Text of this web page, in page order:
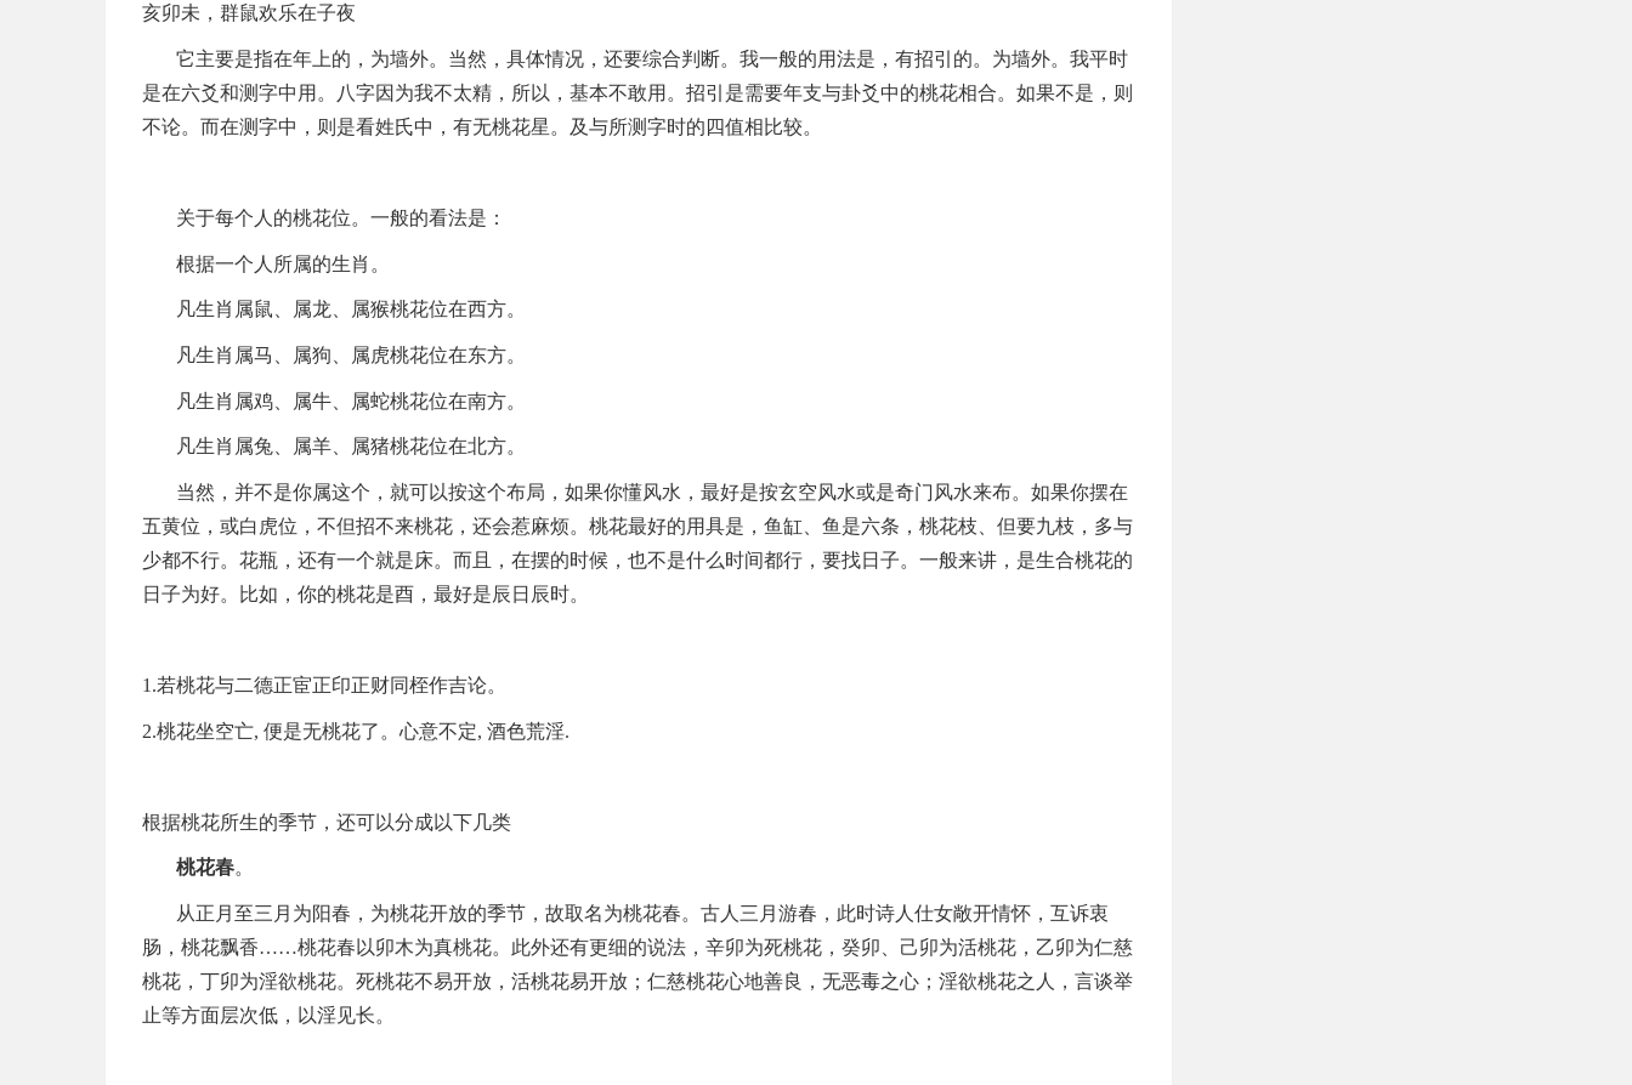
亥卯未，群鼠欢乐在子夜
它主要是指在年上的，为墙外。当然，具体情况，还要综合判断。我一般的用法是，有招引的。为墙外。我平时
是在六爻和测字中用。八字因为我不太精，所以，基本不敢用。招引是需要年支与卦爻中的桃花相合。如果不是，则
不论。而在测字中，则是看姓氏中，有无桃花星。及与所测字时的四值相比较。
关于每个人的桃花位。一般的看法是：
根据一个人所属的生肖。
凡生肖属鼠、属龙、属猴桃花位在西方。
凡生肖属马、属狗、属虎桃花位在东方。
凡生肖属鸡、属牛、属蛇桃花位在南方。
凡生肖属兔、属羊、属猪桃花位在北方。
当然，并不是你属这个，就可以按这个布局，如果你懂风水，最好是按玄空风水或是奇门风水来布。如果你摆在
五黄位，或白虎位，不但招不来桃花，还会惹麻烦。桃花最好的用具是，鱼缸、鱼是六条，桃花枝、但要九枝，多与
少都不行。花瓶，还有一个就是床。而且，在摆的时候，也不是什么时间都行，要找日子。一般来讲，是生合桃花的
日子为好。比如，你的桃花是酉，最好是辰日辰时。
1.若桃花与二德正宦正印正财同桎作吉论。
2.桃花坐空亡, 便是无桃花了。心意不定, 酒色荒淫.
根据桃花所生的季节，还可以分成以下几类
桃花春。
从正月至三月为阳春，为桃花开放的季节，故取名为桃花春。古人三月游春，此时诗人仕女敞开情怀，互诉衷
肠，桃花飘香……桃花春以卯木为真桃花。此外还有更细的说法，辛卯为死桃花，癸卯、己卯为活桃花，乙卯为仁慈
桃花，丁卯为淫欲桃花。死桃花不易开放，活桃花易开放；仁慈桃花心地善良，无恶毒之心；淫欲桃花之人，言谈举
止等方面层次低，以淫见长。